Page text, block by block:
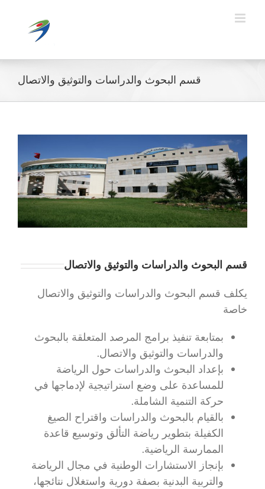
قسم البحوث والدراسات والتوثيق والاتصال
قسم البحوث والدراسات والتوثيق والاتصال
يكلف قسم البحوث والدراسات والتوثيق والاتصال
خاصة
بمتابعة تنفيذ برامج المرصد المتعلقة بالبحوث
والدراسات والتوثيق والاتصال.
بإعداد البحوث والدراسات حول الرياضة
للمساعدة على وضع استراتيجية لإدماجها في
حركة التنمية الشاملة.
بالقيام بالبحوث والدراسات واقتراح الصيغ
الكفيلة بتطوير رياضة التألق وتوسيع قاعدة
الممارسة الرياضية.
بإنجاز الاستشارات الوطنية في مجال الرياضة
والتربية البدنية بصفة دورية واستغلال نتائجها،